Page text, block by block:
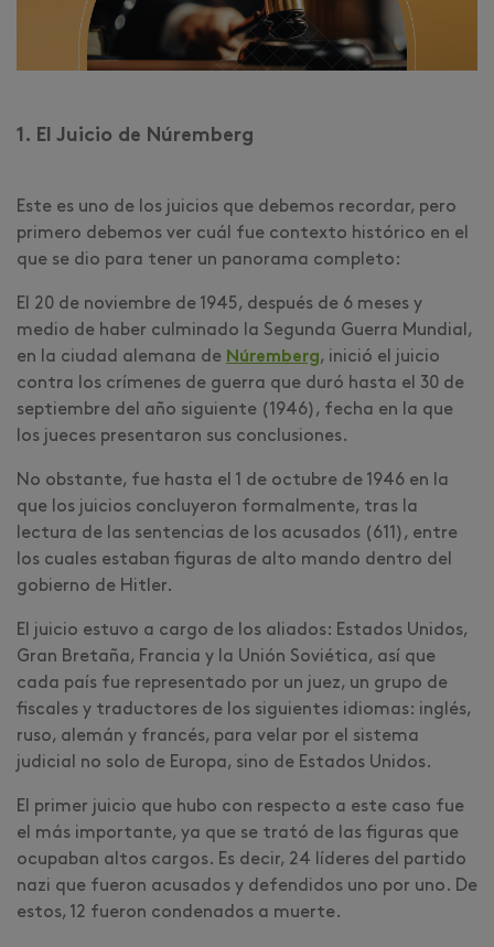
1. El Juicio de Núremberg
Este es uno de los juicios que debemos recordar, pero
primero debemos ver cuál fue contexto histórico en el
que se dio para tener un panorama completo:
El 20 de noviembre de 1945, después de 6 meses y
medio de haber culminado la Segunda Guerra Mundial,
en la ciudad alemana de Núremberg, inició el juicio
contra los crímenes de guerra que duró hasta el 30 de
septiembre del año siguiente (1946), fecha en la que
los jueces presentaron sus conclusiones.
No obstante, fue hasta el 1 de octubre de 1946 en la
que los juicios concluyeron formalmente, tras la
lectura de las sentencias de los acusados (611), entre
los cuales estaban figuras de alto mando dentro del
gobierno de Hitler.
El juicio estuvo a cargo de los aliados: Estados Unidos,
Gran Bretaña, Francia y la Unión Soviética, así que
cada país fue representado por un juez, un grupo de
fiscales y traductores de los siguientes idiomas: inglés,
ruso, alemán y francés, para velar por el sistema
judicial no solo de Europa, sino de Estados Unidos.
El primer juicio que hubo con respecto a este caso fue
el más importante, ya que se trató de las figuras que
ocupaban altos cargos. Es decir, 24 líderes del partido
nazi que fueron acusados y defendidos uno por uno. De
estos, 12 fueron condenados a muerte.